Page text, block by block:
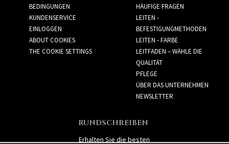
BEDINGUNGEN
KUNDENSERVICE
EINLOGGEN
ABOUT COOKIES
THE COOKIE SETTINGS
HÄUFIGE FRAGEN
LEITEN -
BEFESTIGUNGMETHODEN
LEITEN - FARBE
LEITFADEN – WÄHLE DIE
QUALITÄT
PFLEGE
ÜBER DAS UNTERNEHMEN
NEWSLETTER
RUNDSCHREIBEN
Erhalten Sie die besten